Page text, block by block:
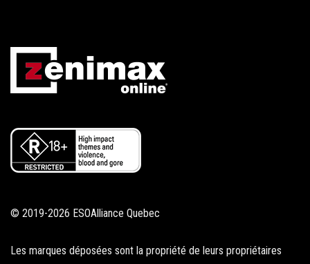
© 2019-2026 ESOAlliance Quebec
Les marques déposées sont la propriété de leurs propriétaires